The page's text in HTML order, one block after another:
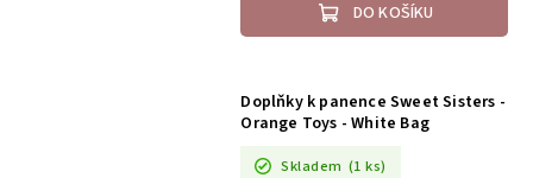
DO KOŠÍKU
Doplňky k panence Sweet Sisters -
Orange Toys - White Bag
Skladem (1 ks)